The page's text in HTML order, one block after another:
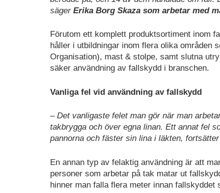
säger Erika Borg Skaza som arbetar med
Förutom ett komplett produktsortiment inom
håller i utbildningar inom flera olika områden
Organisation), mast & stolpe, samt slutna
säker användning av fallskydd i branschen.
Vanliga fel vid användning av fallskydd
– Det vanligaste felet man gör när man
takbrygga och över egna linan. Ett annat fel
pannorna och fäster sin lina i läkten,
En annan typ av felaktig användning är att
personer som arbetar på tak matar ut
hinner man falla flera meter innan